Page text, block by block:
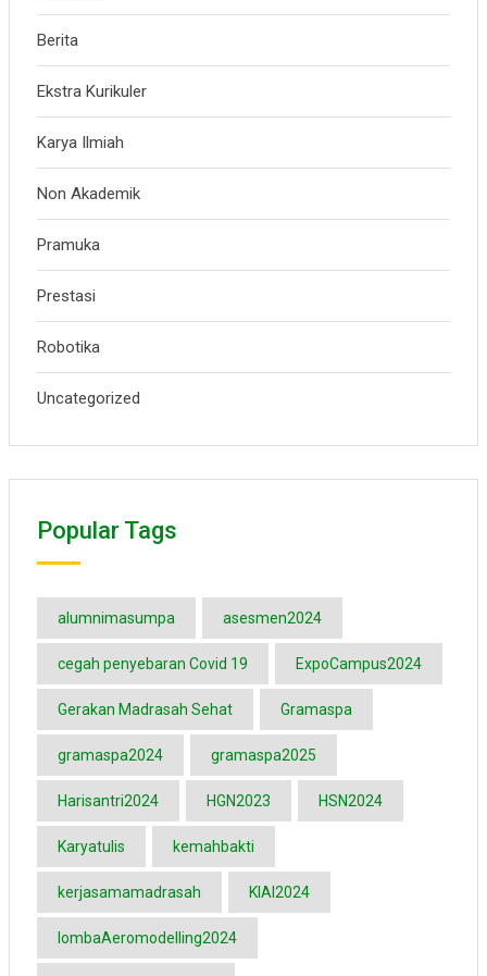
Berita
Ekstra Kurikuler
Karya Ilmiah
Non Akademik
Pramuka
Prestasi
Robotika
Uncategorized
Popular Tags
alumnimasumpa asesmen2024
cegah penyebaran Covid 19 ExpoCampus2024
Gerakan Madrasah Sehat Gramaspa
gramaspa2024 gramaspa2025
Harisantri2024 HGN2023 HSN2024
Karyatulis kemahbakti
kerjasamamadrasah KIAI2024
lombaAeromodelling2024